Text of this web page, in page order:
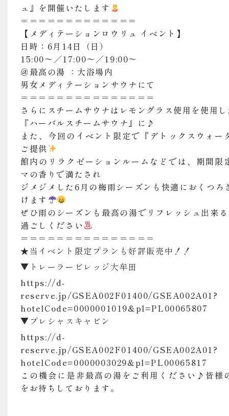
ュ』を開催いたします
＝＝＝＝＝＝＝＝＝＝＝＝＝
【メディテーションロウリュ イベント】
日時：6月14日（日）
15:00〜／17:00〜／19:00〜
＠最高の湯 ：大浴場内
男女メディテーションサウナにて
＝＝＝＝＝＝＝＝＝＝＝＝＝＝＝
さらにスチームサウナはレモングラス使用を使用
『ハーバルスチームサウナ』に♪
また、今回のイベント限定で『デトックスウォー
ご提供
館内のリラクゼーションルームなどでは、期間限
マの香りで満たされ
ジメジメした6月の梅雨シーズンも快適におくつろ
けます
ぜひ雨のシーズンも最高の湯でリフレッシュ出来
過ごしください
＝＝＝＝＝＝＝＝＝＝＝＝＝＝＝
★当イベント限定プランも好評販売中！！
▼トレーラービレッジ大牟田
https://d-
reserve.jp/GSEA002F01400/GSEA002A01?
hotelCode=0000001019&pl=PL00065807
▼プレシャスキャビン
https://d-
reserve.jp/GSEA002F01400/GSEA002A01?
hotelCode=0000003029&pl=PL00065817
この機会に是非最高の湯をご利用ください♪皆様
をお待ちしております。